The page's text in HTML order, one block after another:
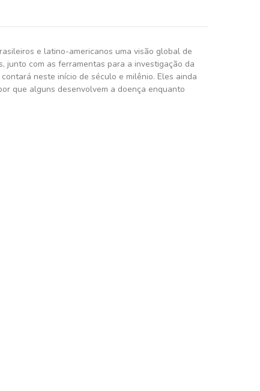
e latino-americanos uma visão global de
junto com as ferramentas para a investigação da
neste início de século e milênio. Eles ainda
que alguns desenvolvem a doença enquanto